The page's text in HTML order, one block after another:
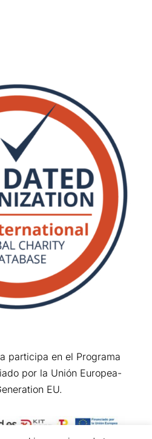
participa en el Programa
por la Unión Europea-
EU.